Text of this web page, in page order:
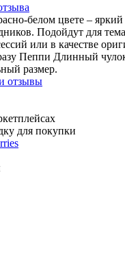
белом цвете – яркий
Подойдут для
или в качестве
Пеппи Длинный
размер.
отзывы
для покупки